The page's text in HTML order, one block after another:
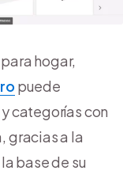
hogar,
puede
categorías con
gracias a la
base de su